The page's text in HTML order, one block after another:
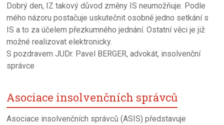
Dobrý den, IZ takový důvod změny IS neumožňuje. Podle
mého názoru postačuje uskutečnit osobně jedno setkání s
IS a to za účelem přezkumného jednání. Ostatní věci je již
možné realizovat elektronicky.
S pozdravem JUDr. Pavel BERGER, advokát, insolvenční
správce
Asociace insolvenčních správců
Asociace insolvenčních správců (ASIS) představuje